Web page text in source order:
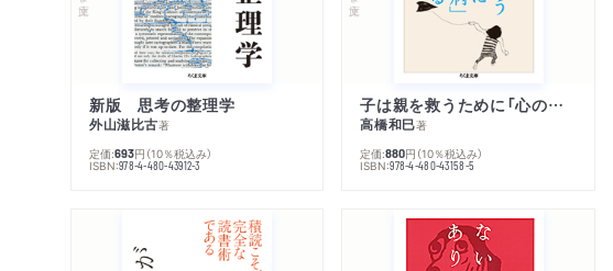
新版 思考の整理学
外山滋比古著
定価:693円 （10％税込み）
ISBN:978-4-480-43912-3
子は親を救うために「心の病」になる
高橋和巳著
定価:880円 （10％税込み）
ISBN:978-4-480-43158-5